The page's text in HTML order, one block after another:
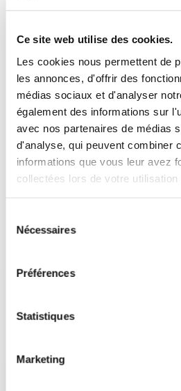
Ce site web utilise des cookies.
Les cookies nous permettent de
les annonces, d'offrir des
médias sociaux et d'analyser
également des informations sur
avec nos partenaires de médias
d'analyse, qui peuvent combiner
informations que vous leur avez
collectées lors de votre utilisation
Nécessaires
Préférences
Statistiques
Marketing